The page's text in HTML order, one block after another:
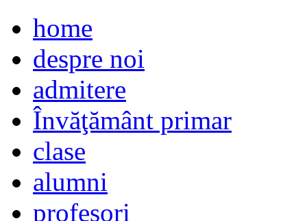
home
despre noi
admitere
Învăţământ primar
clase
alumni
profesori